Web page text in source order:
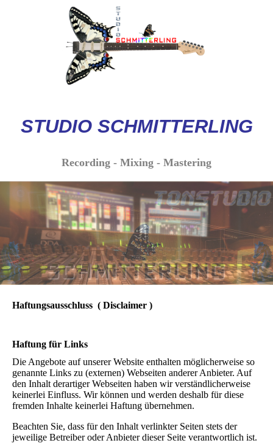
STUDIO SCHMITTERLING
Recording - Mixing - Mastering
Haftungsausschluss ( Disclaimer )
Haftung für Links
Die Angebote auf unserer Website enthalten möglicherweise so
genannte Links zu (externen) Webseiten anderer Anbieter. Auf
den Inhalt derartiger Webseiten haben wir verständlicherweise
keinerlei Einfluss. Wir können und werden deshalb für diese
fremden Inhalte keinerlei Haftung übernehmen.
Beachten Sie, dass für den Inhalt verlinkter Seiten stets der
jeweilige Betreiber oder Anbieter dieser Seite verantwortlich ist.